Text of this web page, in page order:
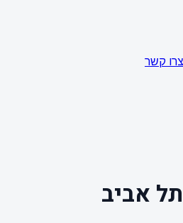
צרו קשר